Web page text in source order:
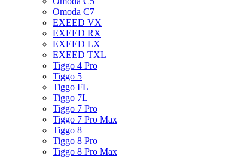
Omoda C7
EXEED VX
EXEED RX
EXEED LX
EXEED TXL
Tiggo 4 Pro
Tiggo 5
Tiggo FL
Tiggo 7L
Tiggo 7 Pro
Tiggo 7 Pro Max
Tiggo 8
Tiggo 8 Pro
Tiggo 8 Pro Max